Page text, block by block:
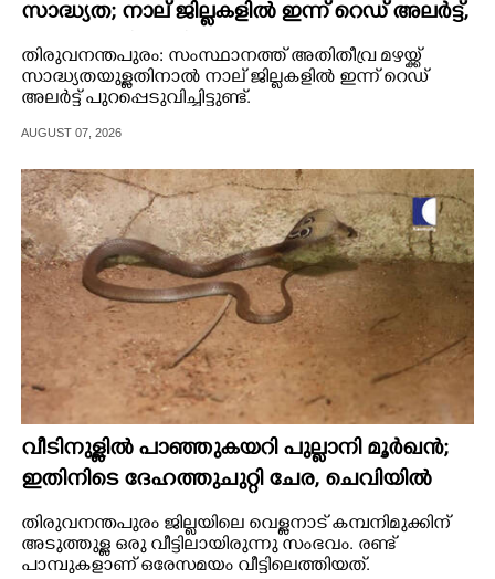
സാദ്ധ്യത;​ നാല് ജില്ലകളിൽ ഇന്ന് റെഡ് അലർട്ട്,​
നാളെ 10 ജില്ലകളിൽ മഞ്ഞ അലർട്ട്
തിരുവനന്തപുരം: സംസ്ഥാനത്ത് അതിതീവ്ര മഴയ്ക്ക്
സാദ്ധ്യതയുള്ളതിനാൽ നാല് ജില്ലകളിൽ ഇന്ന് റെഡ്
അലർട്ട് പുറപ്പെടുവിച്ചിട്ടുണ്ട്.
AUGUST 07, 2026
വീടിനുള്ളിൽ പാഞ്ഞുകയറി പുല്ലാനി മൂർഖൻ;
ഇതിനിടെ ദേഹത്തുചുറ്റി ചേര, ചെവിയിൽ
ഊതുമോ?
തിരുവനന്തപുരം ജില്ലയിലെ വെള്ളനാട് കമ്പനിമുക്കിന്
അടുത്തുള്ള ഒരു വീട്ടിലായിരുന്നു സംഭവം. രണ്ട്
പാമ്പുകളാണ് ഒരേസമയം വീട്ടിലെത്തിയത്.